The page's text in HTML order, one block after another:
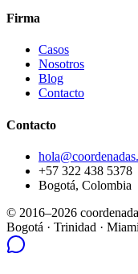
Firma
Casos
Nosotros
Blog
Contacto
Contacto
+57 322 438 5378
Bogotá, Colombia
© 2016–2026
Bogotá · Trinidad ·